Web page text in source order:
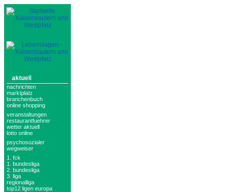
aktuell
nachrichten
marktplatz
branchenbuch
online shopping
veranstaltungen
restaurantfuehrer
wetter aktuell
lotto online
psychosozialer
wegweiser
1. fck
1. bundesliga
2. bundesliga
3. liga
regionalliga
top12 ligen europa